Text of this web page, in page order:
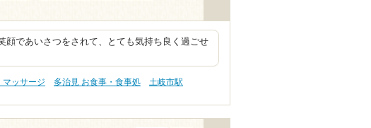
顔であいさつをされて、とても気持ち良く過ごせ
マッサージ 多治見 お食事・食事処
土岐市駅